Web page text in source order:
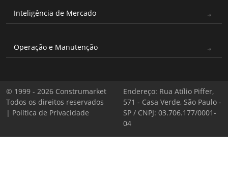
Inteligência de Mercado
Operação e Manutenção
© 1999 - 2026 Construmarket
Todos os direitos reservados
| Política de Privacidade
Endereço: Rua Atílio Piffer,
571 - Casa Verde, São Paulo -
SP / CNPJ: 03.706.177/0001-
04